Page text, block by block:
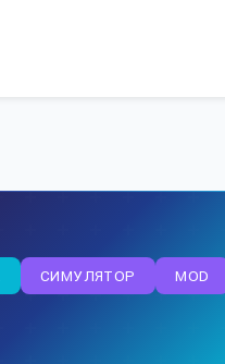
MOD
СИМУЛЯТОР